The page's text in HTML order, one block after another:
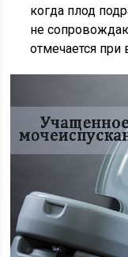
когда плод
не
отмечается